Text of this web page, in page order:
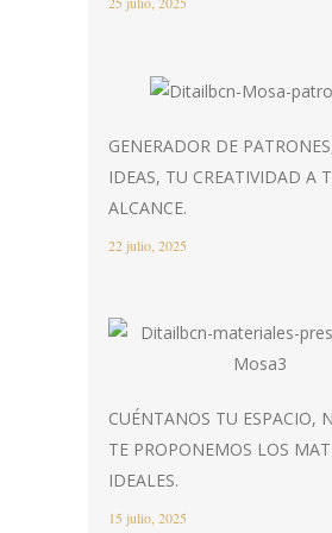
GENERADOR DE
IDEAS, TU CREATIVIDAD A
ALCANCE.
22 julio, 2025
CUÉNTANOS TU ESPACIO,
TE PROPONEMOS LOS
IDEALES.
15 julio, 2025